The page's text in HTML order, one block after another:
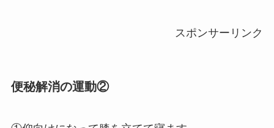
スポンサーリンク
便秘解消の運動②